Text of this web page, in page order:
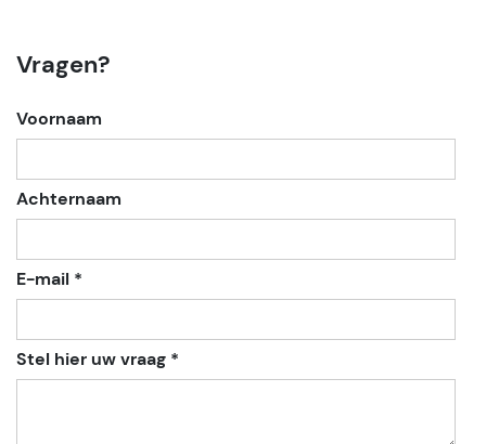
Vragen?
Voornaam
Achternaam
E-mail *
Stel hier uw vraag *